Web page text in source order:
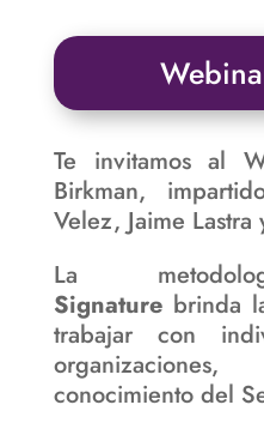
Te invitamos al
Birkman,
Velez, Jaime Lastra
La
Signature brinda
trabajar con
conocimiento del